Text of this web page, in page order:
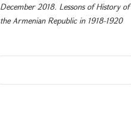
December 2018. Lessons of History of
the Armenian Republic in 1918-1920